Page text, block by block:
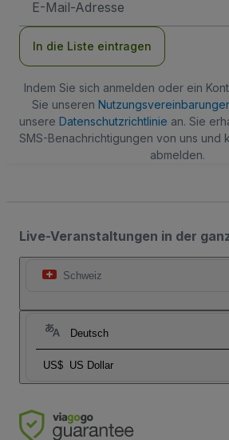
Mail-
In die Liste eintragen
Indem Sie sich anmelden oder ein
Sie unseren
unsere Datenschutzrichtlinie an. Sie
SMS-Benachrichtigungen von uns und
abmelden.
Live-Veranstaltungen in der
Schweiz
Deutsch
US$ US Dollar